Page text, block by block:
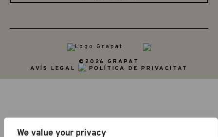
We value your privacy
©2026 GRAPAT
AVÍS LEGAL
POLÍTICA DE PRIVACITAT